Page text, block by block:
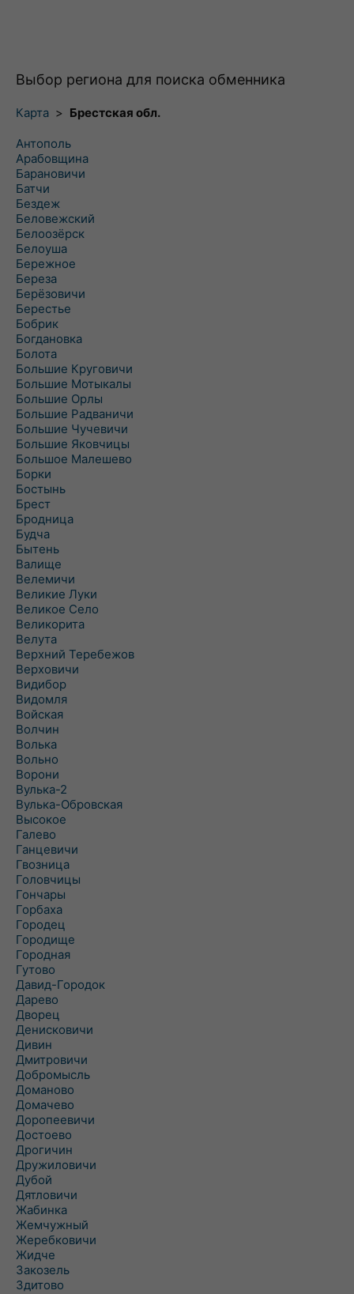
Выбор региона для поиска обменника
Карта > Брестская обл.
Антополь
Арабовщина
Барановичи
Батчи
Бездеж
Беловежский
Белоозёрск
Белоуша
Бережное
Береза
Берёзовичи
Берестье
Бобрик
Богдановка
Болота
Большие Круговичи
Большие Мотыкалы
Большие Орлы
Большие Радваничи
Большие Чучевичи
Большие Яковчицы
Большое Малешево
Борки
Бостынь
Брест
Бродница
Будча
Бытень
Валище
Велемичи
Великие Луки
Великое Село
Великорита
Велута
Верхний Теребежов
Верховичи
Видибор
Видомля
Войская
Волчин
Волька
Вольно
Ворони
Вулька-2
Вулька-Обровская
Высокое
Галево
Ганцевичи
Гвозница
Головчицы
Гончары
Горбаха
Городец
Городище
Городная
Гутово
Давид-Городок
Дарево
Дворец
Денисковичи
Дивин
Дмитровичи
Добромысль
Доманово
Домачево
Доропеевичи
Достоево
Дрогичин
Дружиловичи
Дубой
Дятловичи
Жабинка
Жемчужный
Жеребковичи
Жидче
Закозель
Здитово